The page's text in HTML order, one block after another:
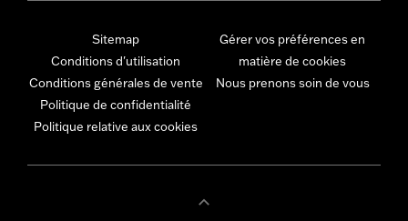
Sitemap
Conditions d'utilisation
Conditions générales de vente
Politique de confidentialité
Politique relative aux cookies
Gérer vos préférences en
matière de cookies
Nous prenons soin de vous